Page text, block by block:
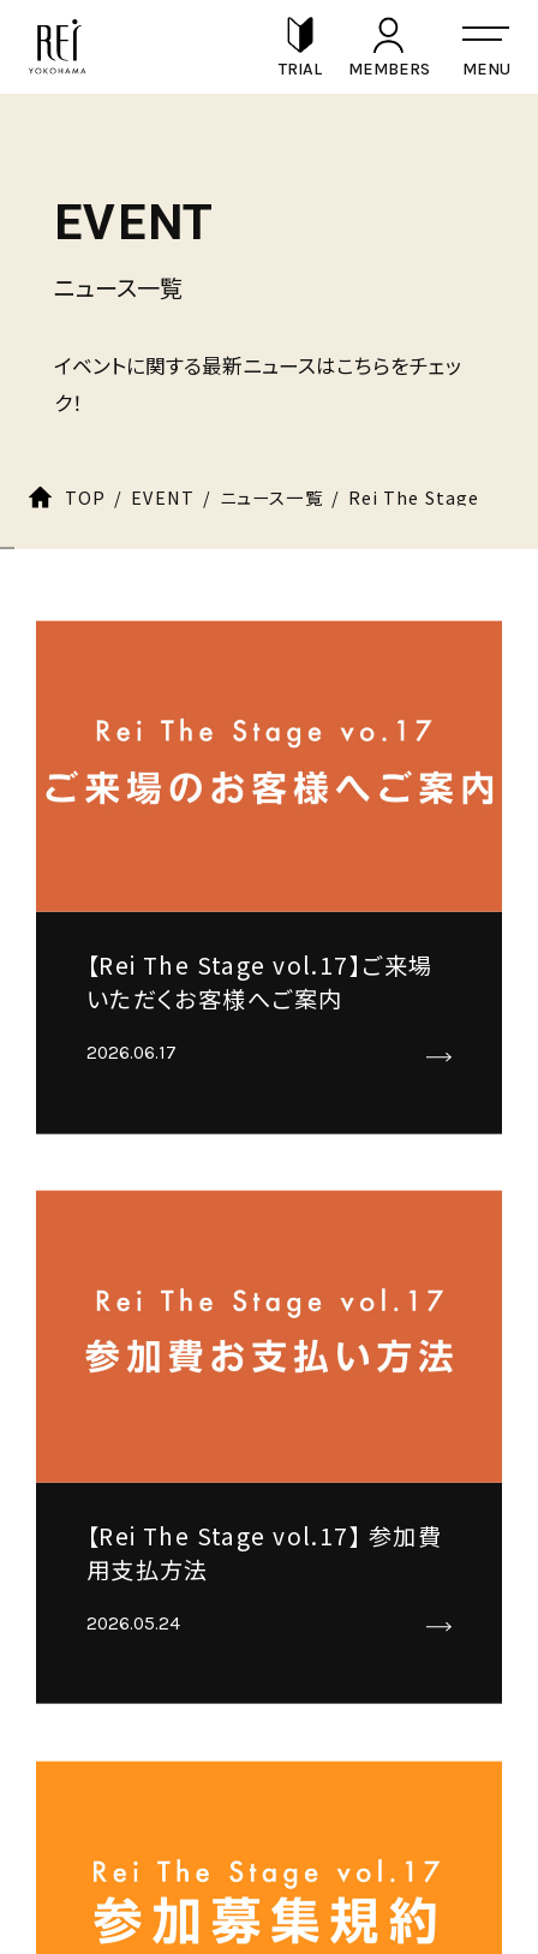
TRIAL MEMBERS
EVENT
ニュース一覧
イベントに関する最新ニュースはこちらをチェッ
ク！
TOP EVENT ニュース一覧 Rei The Stage
【Rei The Stage vol.17】ご来場
いただくお客様へご案内
2026.06.17
【Rei The Stage vol.17】 参加費
用支払方法
2026.05.24